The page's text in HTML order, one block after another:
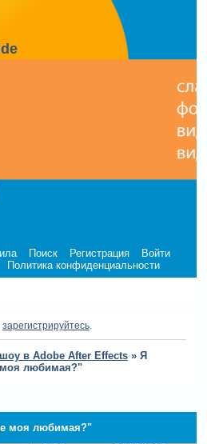
Поиск Регистрация
Войти
Политика конфиденциальности
зарегистрируйтесь.
в Adobe After Effects » Я
моя любимая?"
моя любимая?"